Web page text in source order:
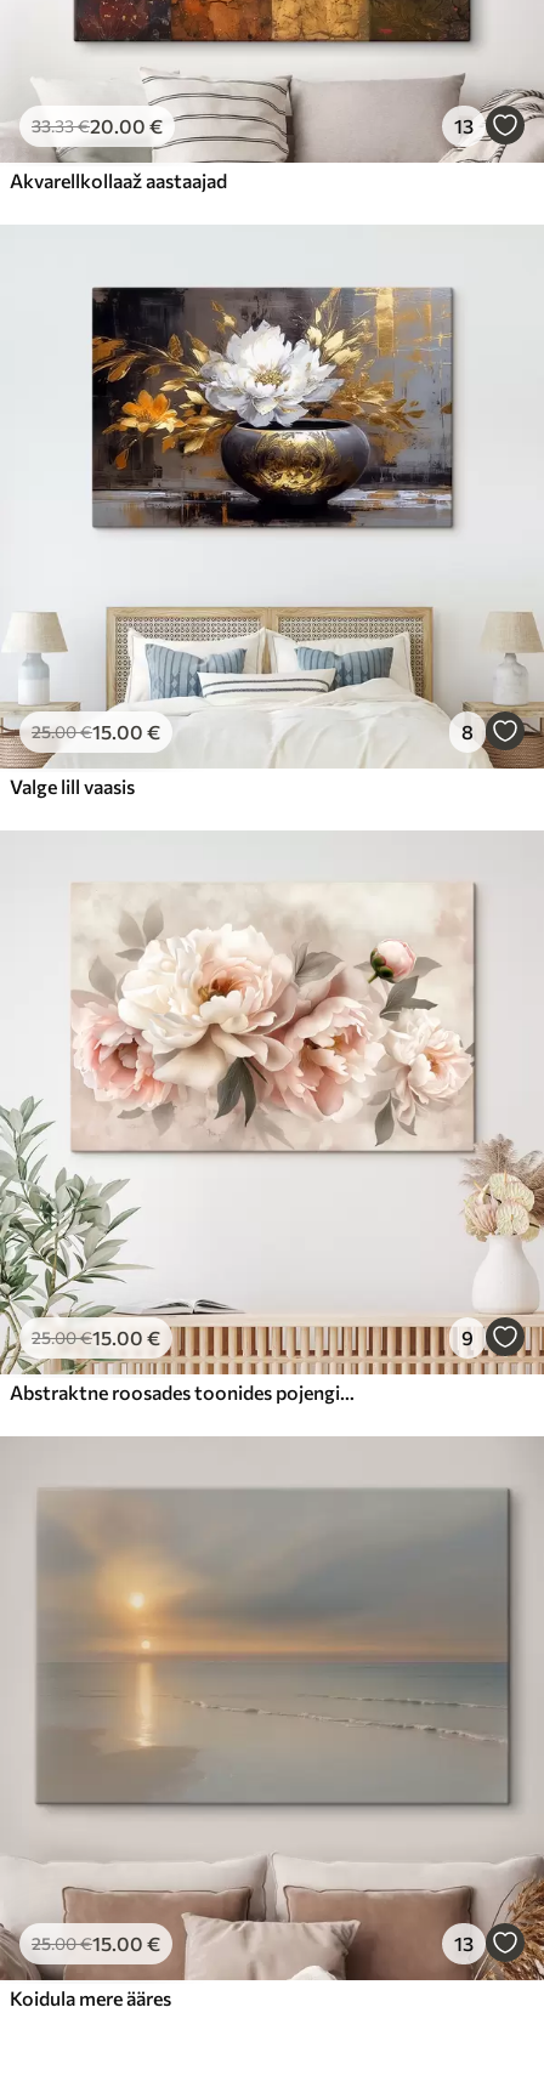
33.33€20.00 € 13
Akvarellkollaaž aastaajad
25.00€15.00 € 8
Valge lill vaasis
25.00€15.00 € 9
Abstraktne roosades toonides pojengide kimp
25.00€15.00 € 13
Koidula mere ääres